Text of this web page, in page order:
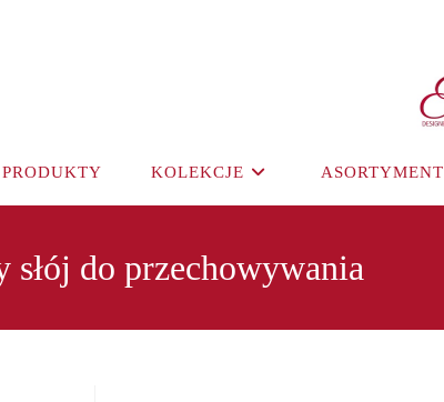
KOLEKCJE ASORTYMENT
słój do przechowywania